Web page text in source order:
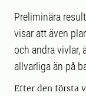
Preliminära
visar att även
och andra vivlar,
allvarliga än på
Efter den första